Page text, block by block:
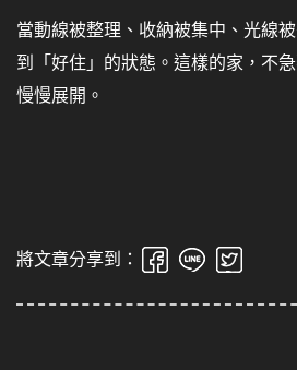
當動線被整理、收納被集中、光線
到「好住」的狀態。這樣的家，不
慢慢展開。
將文章分享到：